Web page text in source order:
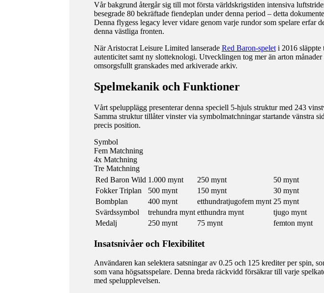
Vår bakgrund återgår sig till mot första världskrigstiden intensiva
besegrade 80 bekräftade fiendeplan under denna period – detta
Denna flygess legacy lever vidare genom varje rundor som spelare erfar
denna västliga fronten.
När Aristocrat Leisure Limited lanserade Red Baron-speleti 2016 släppte
autenticitet samt ny slotteknologi. Utvecklingen tog mer än arton
omsorgsfullt granskades med arkiverade arkiv.
Spelmekanik och Funktioner
Vårt spelupplägg presenterar denna speciell 5-hjuls struktur med 243
Samma struktur tillåter vinster via symbolmatchningar startande vänstra
precis position.
Symbol
Fem Matchning
4x Matchning
Tre Matchning
Red Baron Wild 1.000 mynt 250 mynt
50 mynt
Fokker Triplan
500 mynt 150 mynt
30 mynt
Bombplan
400 mynt etthundratjugofem mynt 25 mynt
Svärdssymbol
trehundra mynt etthundra mynt
tjugo mynt
Medalj
250 mynt 75 mynt femton mynt
Insatsnivåer och Flexibilitet
Användaren kan selektera satsningar av 0.25 och 125 krediter per spin,
som vana högsatsspelare. Denna breda räckvidd försäkrar till varje
med spelupplevelsen.